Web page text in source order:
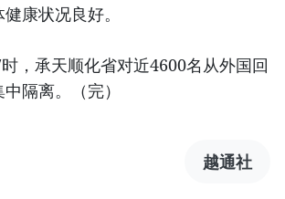
康状况良好。
，承天顺化省对近4600名从外国回
隔离。（完）
越通社